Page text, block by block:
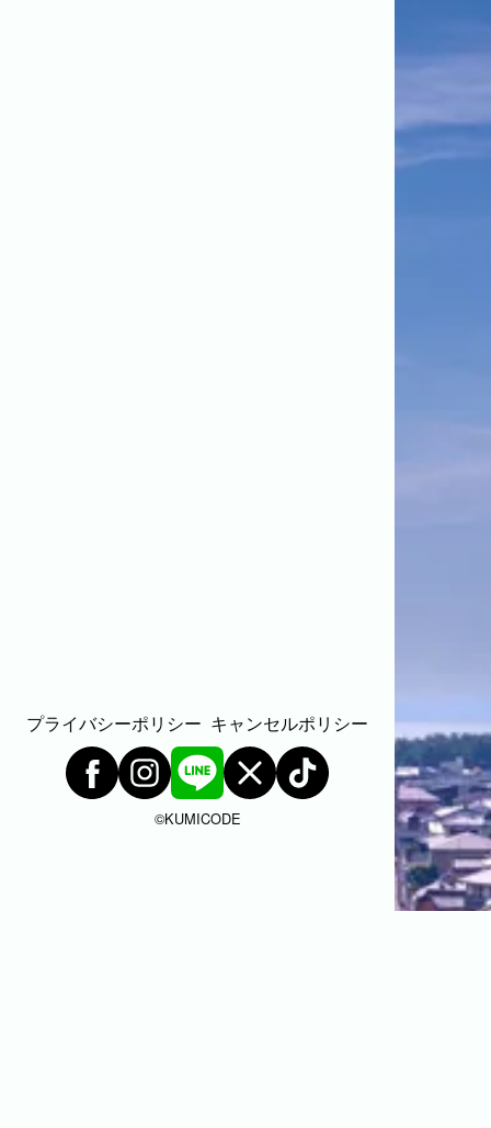
プライバシーポリシー キャンセルポリシー
©︎KUMICODE